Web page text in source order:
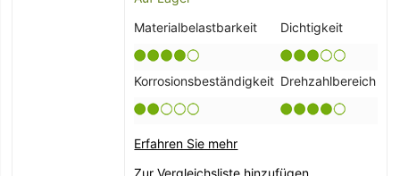
Materialbelastbarkeit
Dichtigkeit
Korrosionsbeständigkeit Drehzahlbereich
Erfahren Sie mehr